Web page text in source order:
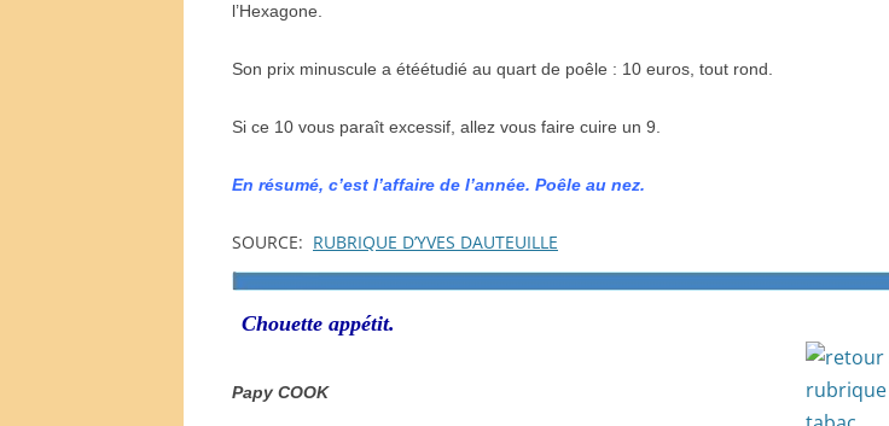
l’Hexagone.
Son prix minuscule a étéétudié au quart de poêle : 10 euros, tout rond.
Si ce 10 vous paraît excessif, allez vous faire cuire un 9.
En résumé, c’est l’affaire de l’année. Poêle au nez.
SOURCE: RUBRIQUE D’YVES DAUTEUILLE
Chouette appétit.
Papy COOK